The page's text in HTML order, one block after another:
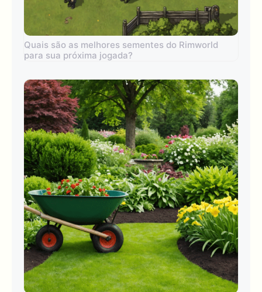
Quais são as melhores sementes do Rimworld
para sua próxima jogada?